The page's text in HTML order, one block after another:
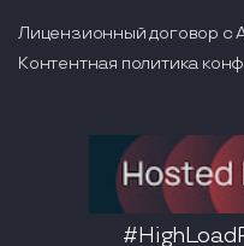
Лицензионный договор с
Контентная политика